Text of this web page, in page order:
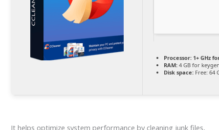
Processor: 1+ GHz
RAM: 4 GB for
Disk space: Free: 64
It helps optimize system performance by cleaning junk files,